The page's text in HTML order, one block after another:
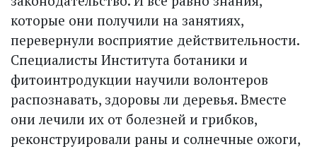
которые они получили на занятиях,
перевернули восприятие действительности.
Специалисты Института ботаники и
фитоинтродукции научили волонтеров
распознавать, здоровы ли деревья. Вместе
они лечили их от болезней и грибков,
реконструировали раны и солнечные ожоги,